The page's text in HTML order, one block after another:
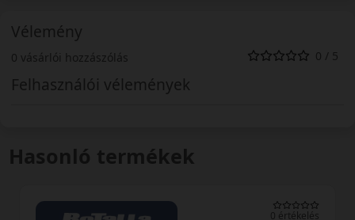
Vélemény
0 vásárlói hozzászólás 0 / 5
Felhasználói vélemények
Hasonló termékek
0 értékelés